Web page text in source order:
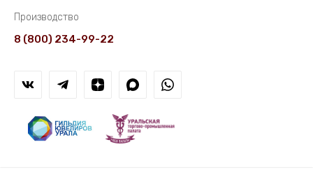
Производство
8 (800) 234-99-22